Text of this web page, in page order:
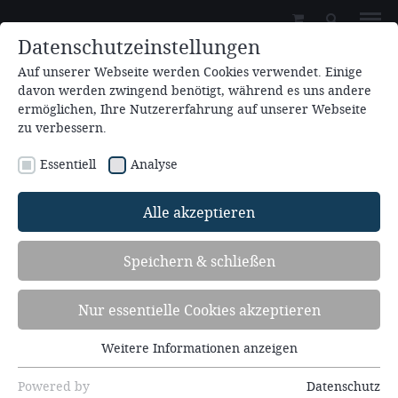
Zum Kalender hinzufügen
15.06.2026 - 18.06.2026
Atem holen … Frauen gemeinsam
unterwegs (7.FR26)
Gartengeschichten - Wachsen und Gedeihen in Gottes
Gegenwart
Redner: Dinah Kauter
Datenschutzeinstellungen
Auf unserer Webseite werden Cookies verwendet. Einige
davon werden zwingend benötigt, während es uns andere
ermöglichen, Ihre Nutzererfahrung auf unserer Webseite
zu verbessern.
Essentiell Analyse
Alle akzeptieren
Speichern & schließen
Nur essentielle Cookies akzeptieren
Essentielle Cookies werden für grundlegende
Weitere Informationen anzeigen
Powered by
Datenschutz